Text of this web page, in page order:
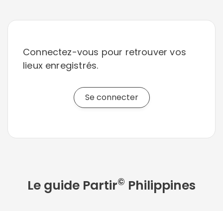
Connectez-vous pour retrouver vos
lieux enregistrés.
Se connecter
Le guide Partir© Philippines